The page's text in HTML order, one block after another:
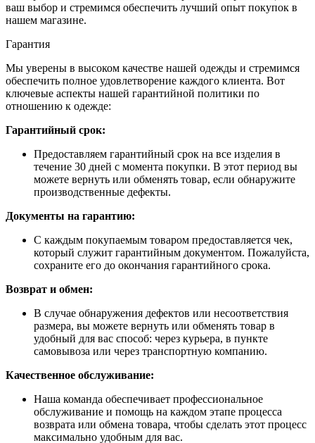
ваш выбор и стремимся обеспечить лучший опыт покупок в
нашем магазине.
Гарантия
Мы уверены в высоком качестве нашей одежды и стремимся
обеспечить полное удовлетворение каждого клиента. Вот
ключевые аспекты нашей гарантийной политики по
отношению к одежде:
Гарантийный срок:
Предоставляем гарантийный срок на все изделия в
течение 30 дней с момента покупки. В этот период вы
можете вернуть или обменять товар, если обнаружите
производственные дефекты.
Документы на гарантию:
С каждым покупаемым товаром предоставляется чек,
который служит гарантийным документом. Пожалуйста,
сохраните его до окончания гарантийного срока.
Возврат и обмен:
В случае обнаружения дефектов или несоответствия
размера, вы можете вернуть или обменять товар в
удобный для вас способ: через курьера, в пункте
самовывоза или через транспортную компанию.
Качественное обслуживание:
Наша команда обеспечивает профессиональное
обслуживание и помощь на каждом этапе процесса
возврата или обмена товара, чтобы сделать этот процесс
максимально удобным для вас.